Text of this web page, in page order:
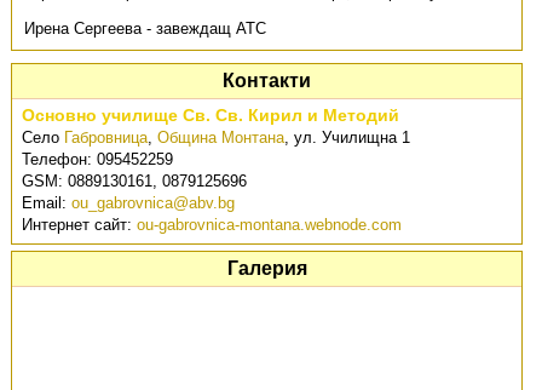
Ирена Сергеева - завеждащ АТС
Контакти
Основно училище Св. Св. Кирил и Методий
Село Габровница,Община Монтана,ул. Училищна 1
Телефон:095452259
GSM:0889130161, 0879125696
Email:ou_gabrovnica@abv.bg
Интернет сайт:ou-gabrovnica-montana.webnode.com
Галерия